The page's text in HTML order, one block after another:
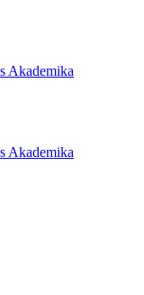
Akademika
Akademika